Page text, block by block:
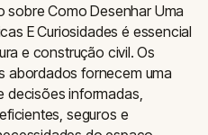
Como Desenhar Uma
E Curiosidades é essencial
e construção civil. Os
abordados fornecem uma
decisões informadas,
seguros e